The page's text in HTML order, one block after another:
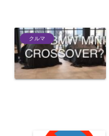
クルマ